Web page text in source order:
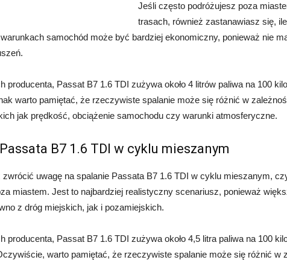
Jeśli często podróżujesz poza
trasach, również zastanawiasz się,
samochód może być bardziej ekonomiczny, ponieważ nie
producenta, Passat B7 1.6 TDI zużywa około 4 litrów paliwa na 100
warto pamiętać, że rzeczywiste spalanie może się różnić w
jak prędkość, obciążenie samochodu czy warunki atmosferyczne.
B7 1.6 TDI w cyklu mieszanym
zwrócić uwagę na spalanie Passata B7 1.6 TDI w cyklu mieszanym,
miastem. Jest to najbardziej realistyczny scenariusz, ponieważ
z dróg miejskich, jak i pozamiejskich.
producenta, Passat B7 1.6 TDI zużywa około 4,5 litra paliwa na 100
warto pamiętać, że rzeczywiste spalanie może się różnić w